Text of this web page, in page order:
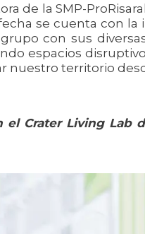
de la SMP-
se cuenta con la
con sus
espacios
nuestro territorio
Crater Living Lab